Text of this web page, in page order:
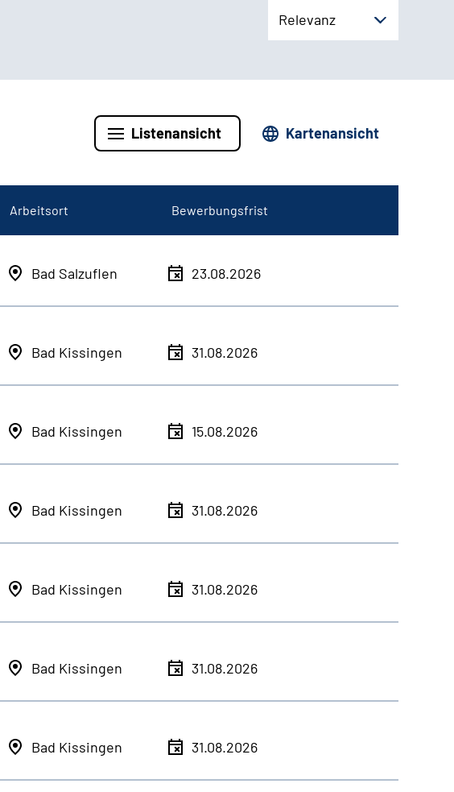
Relevanz
Listenansicht Kartenansicht
Arbeitsort Bewerbungsfrist
Bad Salzuflen 23.08.2026
Bad Kissingen 31.08.2026
Bad Kissingen 15.08.2026
Bad Kissingen 31.08.2026
Bad Kissingen 31.08.2026
Bad Kissingen 31.08.2026
Bad Kissingen 31.08.2026